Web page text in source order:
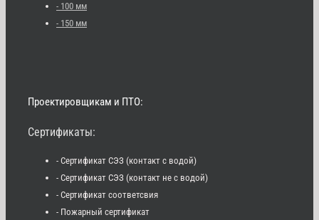
- 100 мм
- 150 мм
Проектировщикам и ПТО:
Сертификаты:
- Сертификат СЭЗ (контакт с водой)
- Сертификат СЭЗ (контакт не с водой)
- Сертификат соответсвия
- Пожарный сертификат